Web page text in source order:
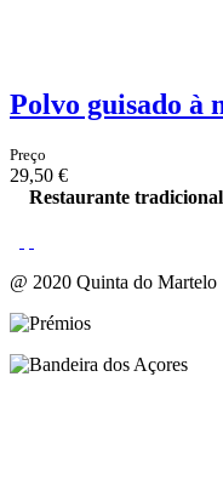
Polvo guisado à
Preço
29,50 €
Restaurante
@ 2020 Quinta do Martelo